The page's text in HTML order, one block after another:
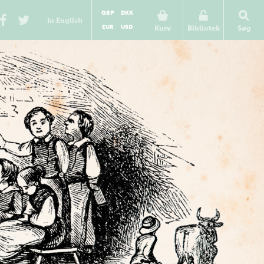
In English
Kurv
GBP
DKK
EUR
USD Bibliotek Søg